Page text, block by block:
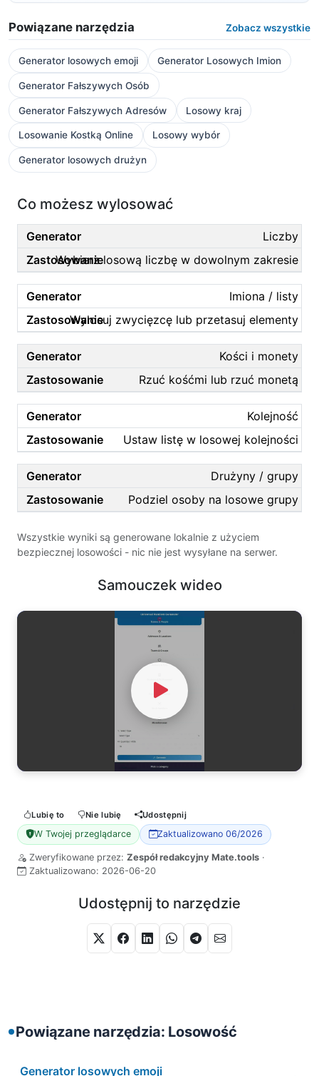
Powiązane narzędzia Zobacz wszystkie
Generator losowych emoji Generator Losowych Imion
Generator Fałszywych Osób
Generator Fałszywych Adresów Losowy kraj
Losowanie Kostką Online Losowy wybór
Generator losowych drużyn
Co możesz wylosować
Liczby
Wybierz losową liczbę w dowolnym zakresie
Imiona / listy
Wylosuj zwycięzcę lub przetasuj elementy
Kości i monety
Rzuć kośćmi lub rzuć monetą
Kolejność
Ustaw listę w losowej kolejności
Drużyny / grupy
Podziel osoby na losowe grupy
Wszystkie wyniki są generowane lokalnie z użyciem
bezpiecznej losowości - nic nie jest wysyłane na serwer.
Samouczek wideo
Watch Video
Lubię to Nie lubię Udostępnij
W Twojej przeglądarce Zaktualizowano 06/2026
Zweryfikowane przez: Zespół redakcyjny Mate.tools ·
Zaktualizowano: 2026-06-20
Udostępnij to narzędzie
Powiązane narzędzia: Losowość
Generator losowych emoji